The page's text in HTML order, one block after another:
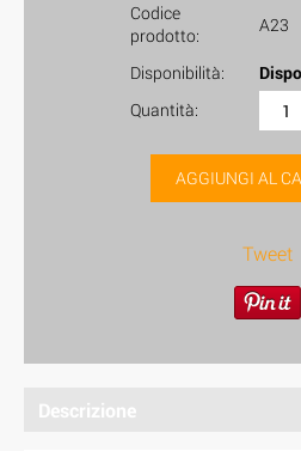
Codice
prodotto:
A23
Disponibilità:
Quantità:
AGGIUNGI AL
Tweet
Descrizione